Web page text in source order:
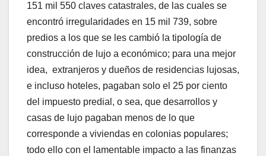
151 mil 550 claves catastrales, de las cuales se
encontró irregularidades en 15 mil 739, sobre
predios a los que se les cambió la tipología de
construcción de lujo a económico; para una mejor
idea, extranjeros y dueños de residencias lujosas,
e incluso hoteles, pagaban solo el 25 por ciento
del impuesto predial, o sea, que desarrollos y
casas de lujo pagaban menos de lo que
corresponde a viviendas en colonias populares;
todo ello con el lamentable impacto a las finanzas